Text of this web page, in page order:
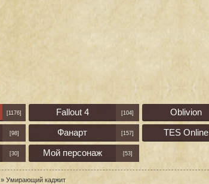
[1176] Fallout 4 [104] Oblivion
[98] Фанарт [157] TES Online
[30] Мой персонаж [53]
» Умирающий каджит